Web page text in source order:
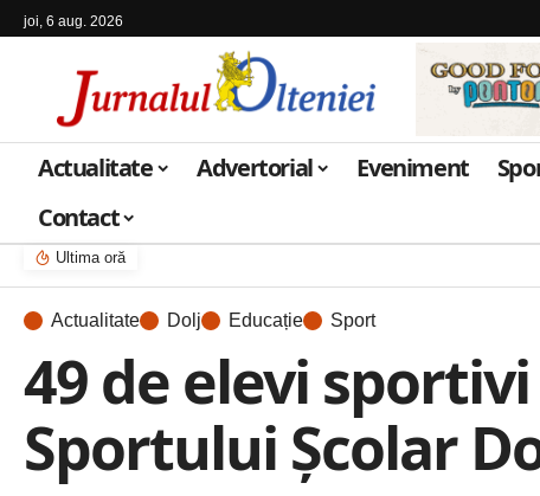
joi, 6 aug. 2026
Actualitate Advertorial Eveniment
Contact
Ultima oră
Actualitate Dolj Educație Sport
49 de elevi
Sportului Școlar